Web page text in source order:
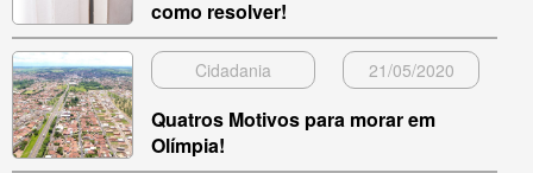
como resolver!
Cidadania 21/05/2020
Quatros Motivos para morar em
Olímpia!